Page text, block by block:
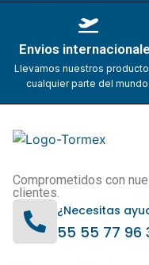
Envios
Llevamos nuestros
cualquier parte del mundo.
Comprometidos con
clientes.
¿Necesitas
55 55 77 96